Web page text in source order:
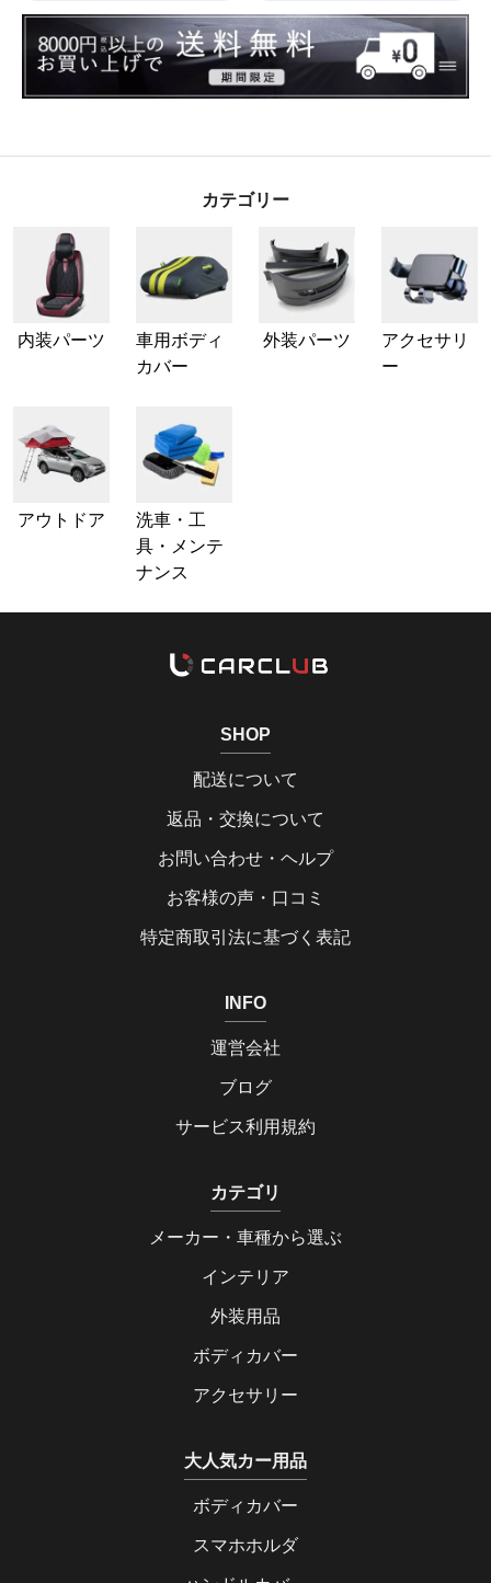
カテゴリー
内装パーツ
車用ボディ
カバー
外装パーツ
アクセサリ
ー
アウトドア
洗車・工
具・メンテ
ナンス
SHOP
配送について
返品・交換について
お問い合わせ・ヘルプ
お客様の声・口コミ
特定商取引法に基づく表記
INFO
運営会社
ブログ
サービス利用規約
カテゴリ
メーカー・車種から選ぶ
インテリア
外装用品
ボディカバー
アクセサリー
大人気カー用品
ボディカバー
スマホホルダ